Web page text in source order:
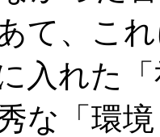
て、こ
入れた
な「環